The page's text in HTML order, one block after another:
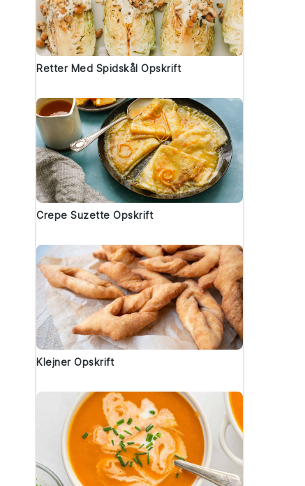
Retter Med Spidskål Opskrift
Crepe Suzette Opskrift
Klejner Opskrift